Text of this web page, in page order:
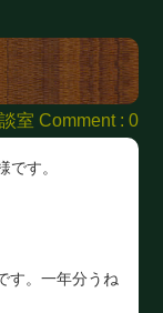
室 Comment : 0
です。
す。一年分うね